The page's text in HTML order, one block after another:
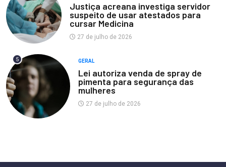
Justiça acreana investiga servidor
suspeito de usar atestados para
cursar Medicina
27 de julho de 2026
5 GERAL
Lei autoriza venda de spray de
pimenta para segurança das
mulheres
27 de julho de 2026